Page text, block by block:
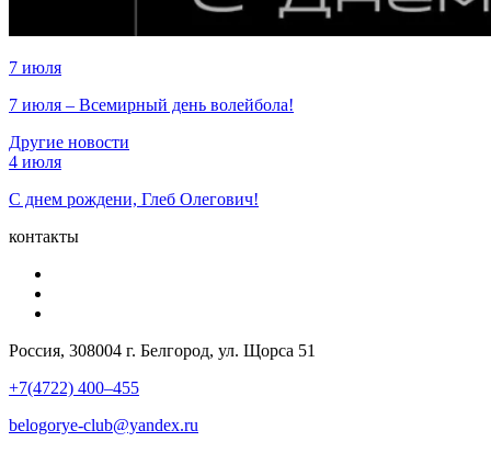
7 июля
7 июля – Всемирный день волейбола!
Другие новости
4 июля
С днем рождени, Глеб Олегович!
контакты
Россия, 308004 г. Белгород, ул. Щорса 51
+7(4722) 400–455
belogorye-club@yandex.ru